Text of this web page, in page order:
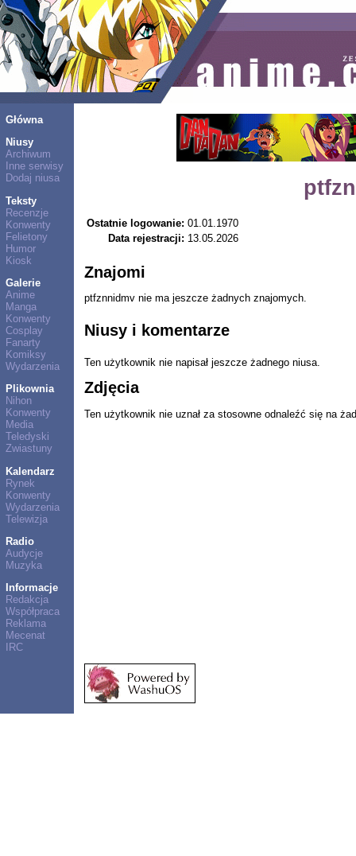
Główna
Niusy
Archiwum
Inne serwisy
Dodaj niusa
Teksty
Recenzje
Konwenty
Felietony
Humor
Kiosk
Galerie
Anime
Manga
Konwenty
Cosplay
Fanarty
Komiksy
Wydarzenia
Plikownia
Nihon
Konwenty
Media
Teledyski
Zwiastuny
Kalendarz
Rynek
Konwenty
Wydarzenia
Telewizja
Radio
Audycje
Muzyka
Informacje
Redakcja
Współpraca
Reklama
Mecenat
IRC
Ostatnie logowanie: 01.01.1970
Data rejestracji: 13.05.2026
Znajomi
ptfznnidmv nie ma jeszcze żadnych znajomych.
Niusy i komentarze
Ten użytkownik nie napisał jeszcze żadnego niusa.
Zdjęcia
Ten użytkownik nie uznał za stosowne odnaleźć się na